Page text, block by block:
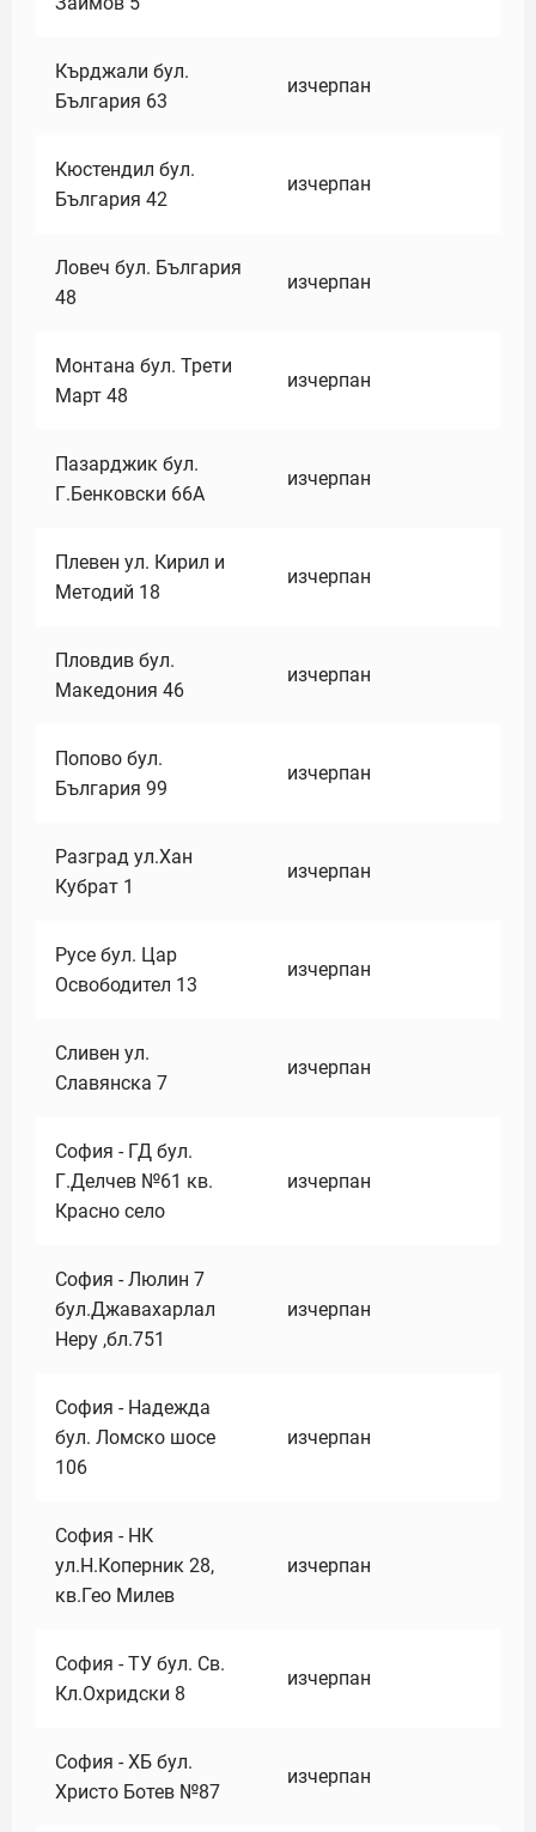
Кърджали бул.
България 63
изчерпан
Кюстендил бул.
България 42
изчерпан
Ловеч бул. България
48
изчерпан
Монтана бул. Трети
Март 48
изчерпан
Пазарджик бул.
Г.Бенковски 66А
изчерпан
Плевен ул. Кирил и
Методий 18
изчерпан
Пловдив бул.
Македония 46
изчерпан
Попово бул.
България 99
изчерпан
Разград ул.Хан
Кубрат 1
изчерпан
Русе бул. Цар
Освободител 13
изчерпан
Сливен ул.
Славянска 7
изчерпан
София - ГД бул.
Г.Делчев №61 кв.
Красно село
изчерпан
София - Люлин 7
бул.Джавахарлал
Неру ,бл.751
изчерпан
София - Надежда
бул. Ломско шосе
106
изчерпан
София - НК
ул.Н.Коперник 28,
кв.Гео Милев
изчерпан
София - ТУ бул. Св.
Кл.Охридски 8
изчерпан
София - ХБ бул.
Христо Ботев №87
изчерпан